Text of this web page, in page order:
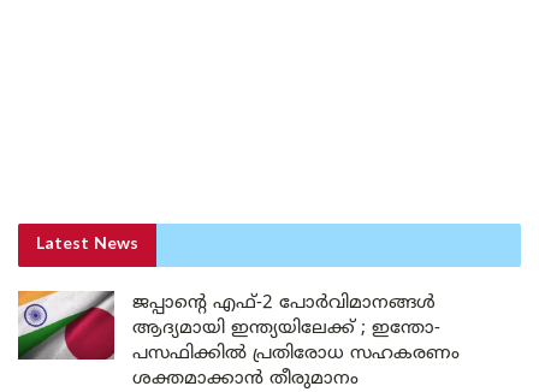
Latest News
ജപ്പാന്റെ എഫ്-2 പോർവിമാനങ്ങൾ
ആദ്യമായി ഇന്ത്യയിലേക്ക് ; ഇന്തോ-
പസഫിക്കിൽ പ്രതിരോധ സഹകരണം
ശക്തമാക്കാൻ തീരുമാനം